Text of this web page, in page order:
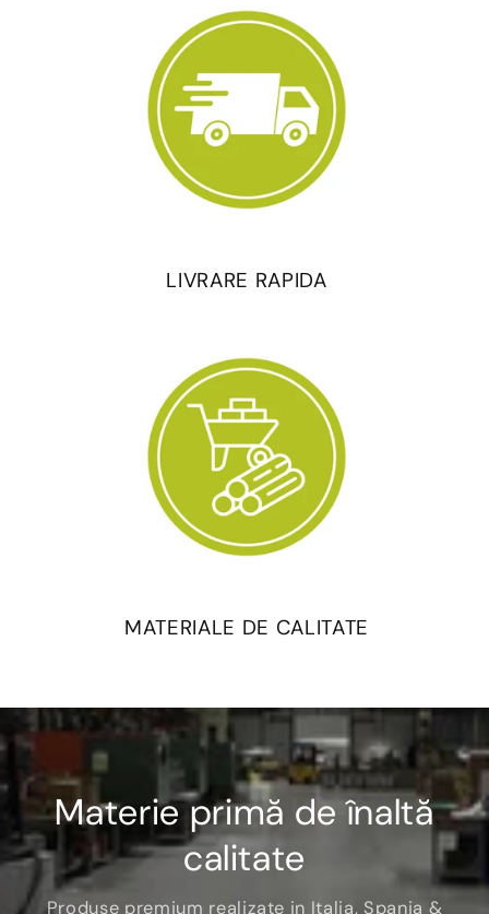
LIVRARE RAPIDA
MATERIALE DE CALITATE
Materie primă de înaltă
calitate
Produse premium realizate in Italia, Spania &